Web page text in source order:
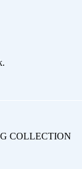
COLLECTION